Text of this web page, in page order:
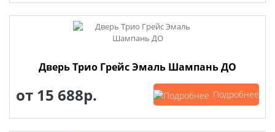
Дверь Трио Грейс Эмаль Шампань ДО
от 15 688р. Подробнее